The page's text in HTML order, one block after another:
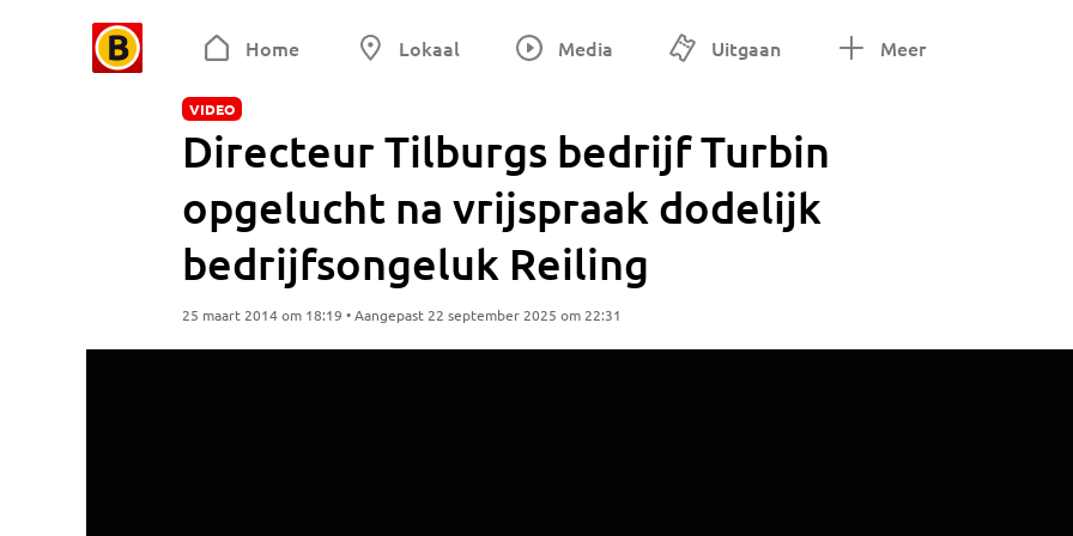
Home Lokaal Media Uitgaan Meer
VIDEO
Directeur Tilburgs bedrijf Turbin
opgelucht na vrijspraak dodelijk
bedrijfsongeluk Reiling
25 maart 2014 om 18:19 • Aangepast 22 september 2025 om 22:31